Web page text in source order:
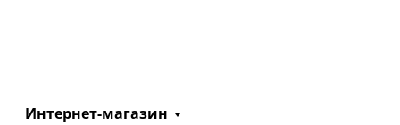
Интернет-магазин